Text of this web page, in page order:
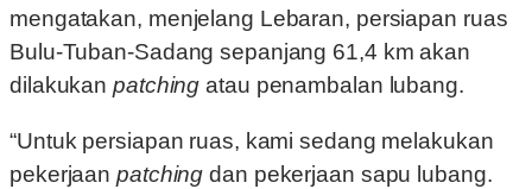
mengatakan, menjelang Lebaran, persiapan ruas
Bulu-Tuban-Sadang sepanjang 61,4 km akan
dilakukanpatchingatau penambalan lubang.
“Untuk persiapan ruas, kami sedang melakukan
pekerjaanpatchingdan pekerjaan sapu lubang.